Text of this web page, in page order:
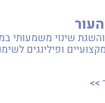
ופילינגים
>>